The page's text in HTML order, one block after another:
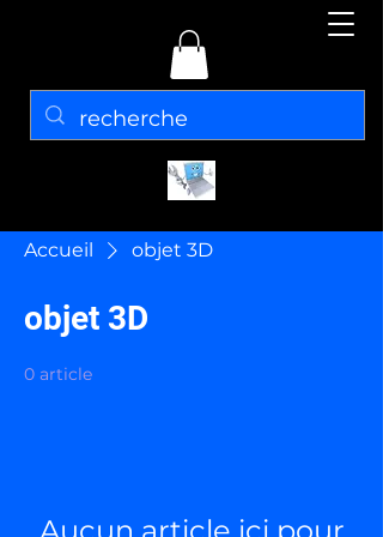
Accueil objet 3D
objet 3D
0 article
Aucun article ici pour